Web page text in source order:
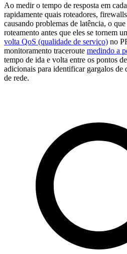
Ao medir o tempo de resposta em
rapidamente quais roteadores,
causando problemas de latência, o
roteamento antes que eles se tornem
volta QoS (qualidade de serviço) no
monitoramento traceroute medindo a
tempo de ida e volta entre os pontos
adicionais para identificar gargalos de
de rede.